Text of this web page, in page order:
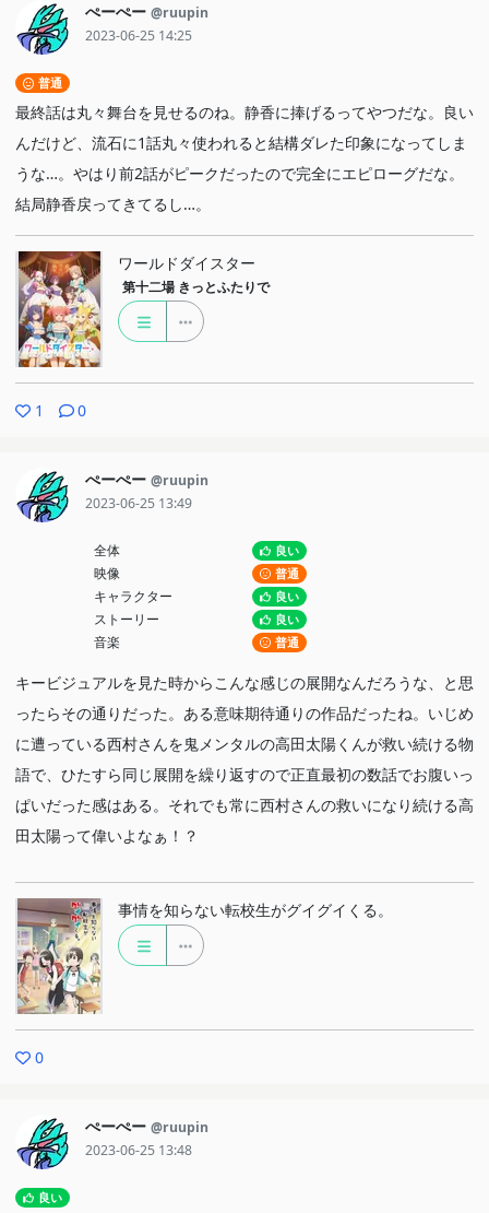
ぺーぺー @ruupin
2023-06-25 14:25
普通
最終話は丸々舞台を見せるのね。静香に捧げるってやつだな。良い
んだけど、流石に1話丸々使われると結構ダレた印象になってしま
うな…。やはり前2話がピークだったので完全にエピローグだな。
結局静香戻ってきてるし…。
ワールドダイスター
第十二場 きっとふたりで
1 0
ぺーぺー @ruupin
2023-06-25 13:49
全体 良い
映像 普通
キャラクター 良い
ストーリー 良い
音楽 普通
キービジュアルを見た時からこんな感じの展開なんだろうな、と思
ったらその通りだった。ある意味期待通りの作品だったね。いじめ
に遭っている西村さんを鬼メンタルの高田太陽くんが救い続ける物
語で、ひたすら同じ展開を繰り返すので正直最初の数話でお腹いっ
ぱいだった感はある。それでも常に西村さんの救いになり続ける高
田太陽って偉いよなぁ！？
事情を知らない転校生がグイグイくる。
0
ぺーぺー @ruupin
2023-06-25 13:48
良い